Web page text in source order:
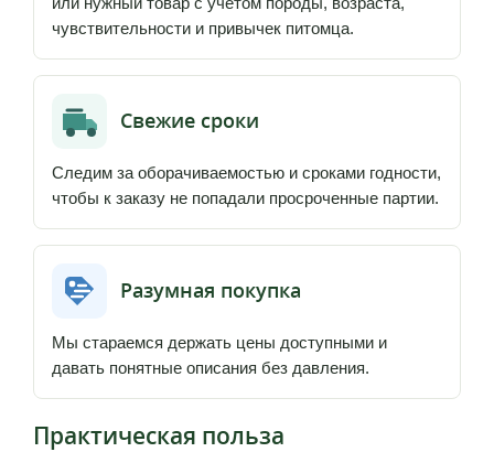
чувствительности и привычек питомца.
Свежие сроки
Следим за оборачиваемостью и сроками годности,
чтобы к заказу не попадали просроченные партии.
Разумная покупка
Мы стараемся держать цены доступными и
давать понятные описания без давления.
Практическая польза